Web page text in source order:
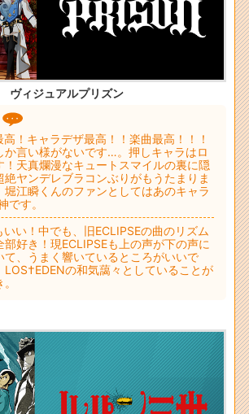
ヴィジュアルプリズン
高！キャラデザ最高！！楽曲最高！！！
か言い様がないです…。押しキャラはロ
！天真爛漫なキュートスマイルの裏に隠
絶ヤンデレブラコンぶりがもうたまりま
江瞬くんのファンとしてはあのキャラ
です。
いい！中でも、旧ECLIPSEの曲のリズム
部好き！現ECLIPSEも上の声が下の声に
て、うまく響いているところがいいで
LOS†EDENの和気藹々としていることが